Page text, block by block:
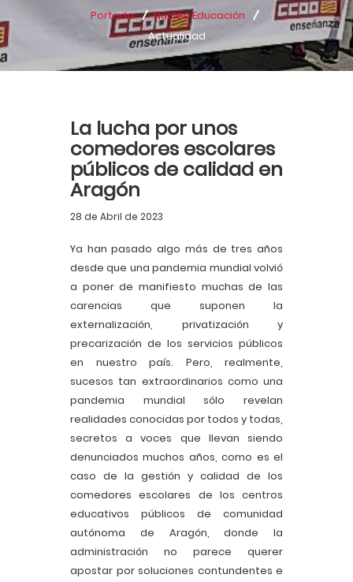
Portada
Núcleo Educación
Actualidad
La lucha por unos
comedores escolares
públicos de calidad en
Aragón
28 de Abril de 2023
Ya han pasado algo más de tres años
desde que una pandemia mundial volvió
a poner de manifiesto muchas de las
carencias que suponen la
externalización, privatización y
precarización de los servicios públicos
en nuestro país. Pero, realmente,
sucesos tan extraordinarios como una
pandemia mundial sólo revelan
realidades conocidas por todos y todas,
secretos a voces que llevan siendo
denunciados muchos años, como es el
caso de la gestión y calidad de los
comedores escolares de los centros
educativos públicos de comunidad
autónoma de Aragón, donde la
administración no parece querer
apostar por soluciones contundentes e